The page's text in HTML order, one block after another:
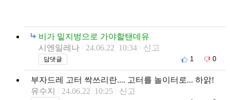
비가 밑지벙으로 가야할탠데유
시엔일레나
24.06.22 10:34 신고
답댓글 1 0
부자드레 고터 싹쓰리란.... 고터를 놀이터로... 하앍!
유수지
24.06.22 10:25 신고